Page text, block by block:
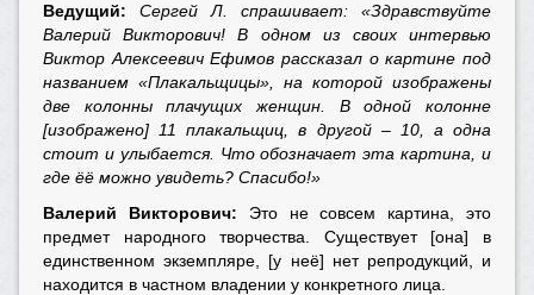
Ведущий:
Сергей Л. спрашивает: «Здравствуйте
Валерий Викторович! В одном из своих интервью
Виктор Алексеевич Ефимов рассказал о картине под
названием «Плакальщицы», на которой изображены
две колонны плачущих женщин. В одной колонне
[изображено] 11 плакальщиц, в другой – 10, а одна
стоит и улыбается. Что обозначает эта картина, и
где ёё можно увидеть? Спасибо!»
Валерий Викторович: Это не совсем картина, это
предмет народного творчества. Существует [она] в
единственном экземпляре, [у неё] нет репродукций, и
находится в частном владении у конкретного лица.